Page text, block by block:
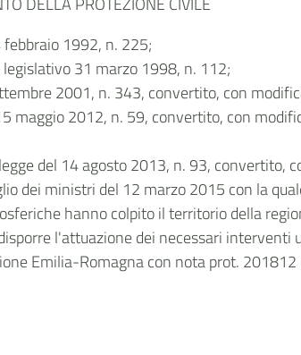
1992, n. 225;
31 marzo 1998, n. 112;
2001, n. 343, convertito, con
maggio 2012, n. 59, convertito, con
del 14 agosto 2013, n. 93, convertito,
dei ministri del 12 marzo 2015 con la
hanno colpito il territorio della
l'attuazione dei necessari
Emilia-Romagna con nota prot.